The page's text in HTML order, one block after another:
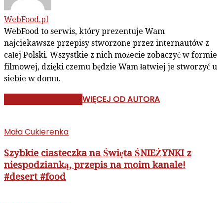
WebFood.pl
WebFood to serwis, który prezentuje Wam
najciekawsze przepisy stworzone przez internautów z
całej Polski. Wszystkie z nich możecie zobaczyć w formie
filmowej, dzięki czemu będzie Wam łatwiej je stworzyć u
siebie w domu.
WIĘCEJ OD AUTORA
Mała Cukierenka
Szybkie ciasteczka na Święta ŚNIEŻYNKI z
niespodzianką, przepis na moim kanale!
#desert #food